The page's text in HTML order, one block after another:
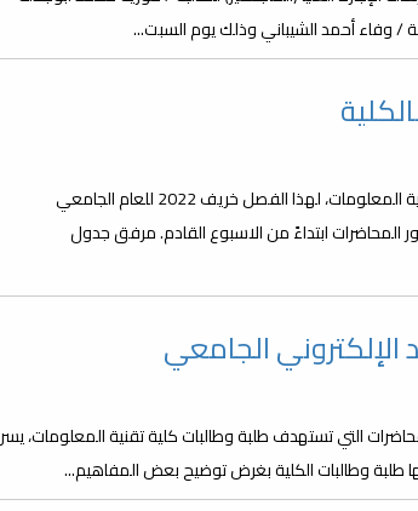
/ وفاء أحمد الشيباني وذلك يوم السبت...
على جميع الطلبة الذين تقدموا لدراسة الماجستير بكلية تقنية المعلومات، لهذا الفصل خريف 2022 للعام الجامعي
بحضور المحاضرات ابتداءً من الاسبوع القادم. مرفق جدول
الجامعي
التي تستهدف طلبة وطالبات كلية تقنية المعلومات، يسر
طلبة وطالبات الكلية بغرض توضيح بعض المفاهيم...